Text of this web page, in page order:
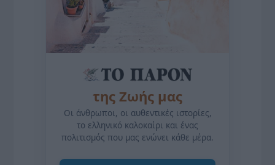
της Ζωής μας
Οι άνθρωποι, οι αυθεντικές ιστορίες,
το ελληνικό καλοκαίρι και ένας
πολιτισμός που μας ενώνει κάθε μέρα.